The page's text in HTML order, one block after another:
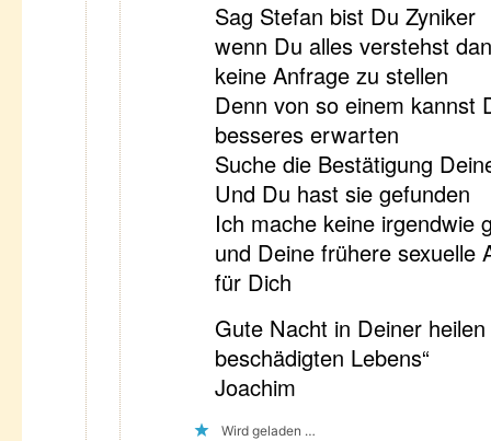
Sag Stefan bist Du Zyniker
wenn Du alles verstehst
keine Anfrage zu stellen
Denn von so einem kannst
besseres erwarten
Suche die Bestätigung
Und Du hast sie gefunden
Ich mache keine irgendwie
und Deine frühere sexuelle
für Dich
Gute Nacht in Deiner heilen
beschädigten Lebens“
Joachim
Wird geladen …